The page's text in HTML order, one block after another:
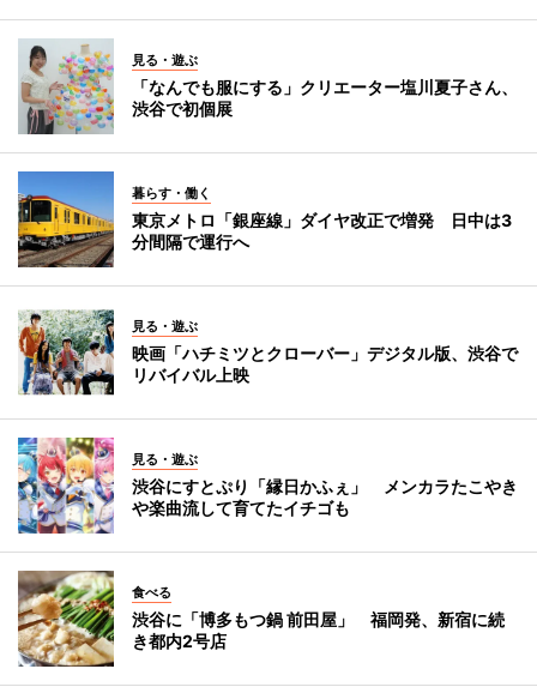
見る・遊ぶ
「なんでも服にする」クリエーター塩川夏子さん、
渋谷で初個展
暮らす・働く
東京メトロ「銀座線」ダイヤ改正で増発 日中は3
分間隔で運行へ
見る・遊ぶ
映画「ハチミツとクローバー」デジタル版、渋谷で
リバイバル上映
見る・遊ぶ
渋谷にすとぷり「縁日かふぇ」 メンカラたこやき
や楽曲流して育てたイチゴも
食べる
渋谷に「博多もつ鍋 前田屋」 福岡発、新宿に続
き都内2号店